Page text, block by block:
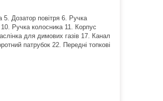
Дозатор повітря 6. Ручка
Ручка колосника 11. Корпус
для димових газів 17. Канал
патрубок 22. Передні топкові